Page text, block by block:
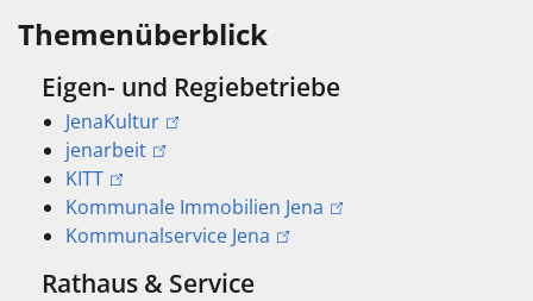
Themenüberblick
Eigen- und Regiebetriebe
JenaKultur
jenarbeit
KITT
Kommunale Immobilien Jena
Kommunalservice Jena
Rathaus & Service